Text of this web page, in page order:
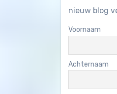
nieuw blog
Voornaam
Achternaam